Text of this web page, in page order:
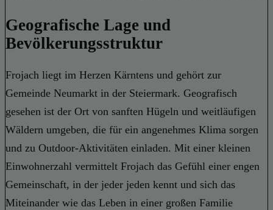
Geografische Lage und
Bevölkerungsstruktur
Frojach liegt im Herzen Kärntens und gehört zur
Gemeinde Neumarkt in der Steiermark. Geografisch
gesehen ist der Ort von sanften Hügeln und weitläufigen
Wäldern umgeben, die für ein angenehmes Klima sorgen
und zu Outdoor-Aktivitäten einladen. Mit einer kleinen
Einwohnerzahl vermittelt Frojach das Gefühl einer engen
Gemeinschaft, in der jeder jeden kennt und sich das
Miteinander wie das Leben in einer großen Familie